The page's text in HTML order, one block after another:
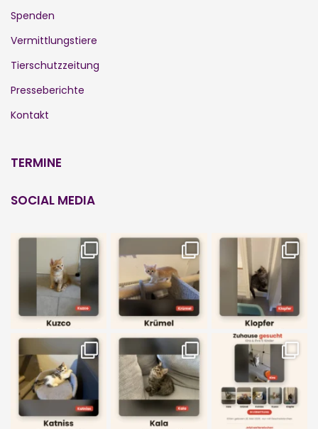
Spenden
Vermittlungstiere
Tierschutzzeitung
Presseberichte
Kontakt
TERMINE
SOCIAL MEDIA